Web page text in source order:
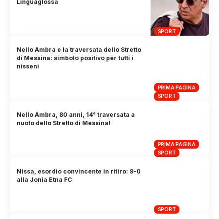
SPORT
Linguaglossa
PRIMA PAGINA
SPORT
Nello Ambra e la traversata dello Stretto
di Messina: simbolo positivo per tutti i
nisseni
PRIMA PAGINA
SPORT
Nello Ambra, 80 anni, 14° traversata a
nuoto dello Stretto di Messina!
SPORT
Nissa, esordio convincente in ritiro: 9-0
alla Jonia Etna FC